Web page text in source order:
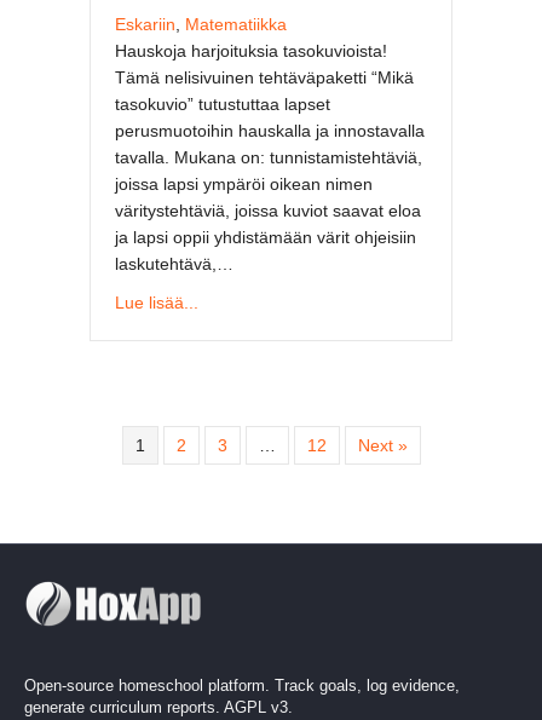
Eskariin
Matematiikka
Hauskoja harjoituksia tasokuvioista!
Tämä nelisivuinen tehtäväpaketti “Mikä
tasokuvio” tutustuttaa lapset
perusmuotoihin hauskalla ja innostavalla
tavalla. Mukana on: tunnistamistehtäviä,
joissa lapsi ympäröi oikean nimen
väritystehtäviä, joissa kuviot saavat eloa
ja lapsi oppii yhdistämään värit ohjeisiin
laskutehtävä,…
Lue lisää...
1 2 3 12 Next »
Open-source homeschool platform. Track goals, log evidence,
generate curriculum reports. AGPL v3.